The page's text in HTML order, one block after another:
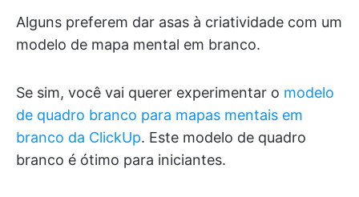
Alguns preferem dar asas à criatividade com um
modelo de mapa mental em branco.
Se sim, você vai querer experimentar o modelo
de quadro branco para mapas mentais em
branco da ClickUp. Este modelo de quadro
branco é ótimo para iniciantes.